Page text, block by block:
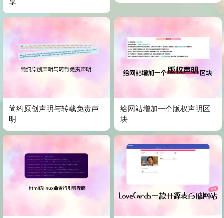
享
简约原创声明与转载免责声
明
给网站增加一个版权声明区
块